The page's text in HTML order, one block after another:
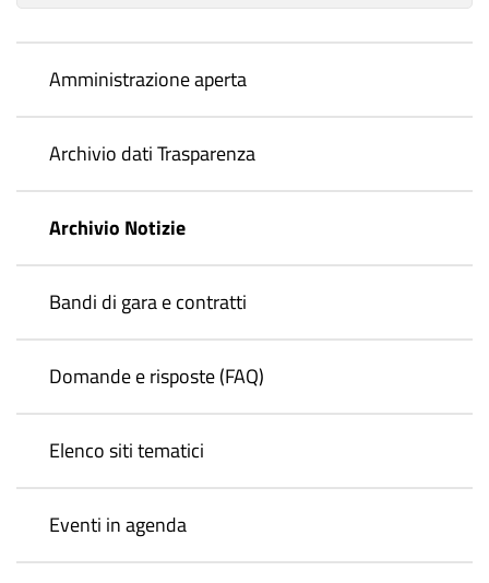
Amministrazione aperta
Archivio dati Trasparenza
Archivio Notizie
Bandi di gara e contratti
Domande e risposte (FAQ)
Elenco siti tematici
Eventi in agenda